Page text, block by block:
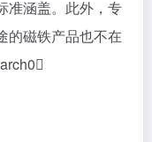
准涵盖。此外，专
的磁铁产品也不在